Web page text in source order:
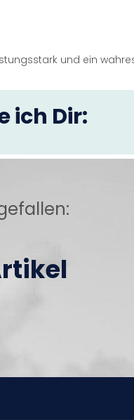
und ein
ich Dir: